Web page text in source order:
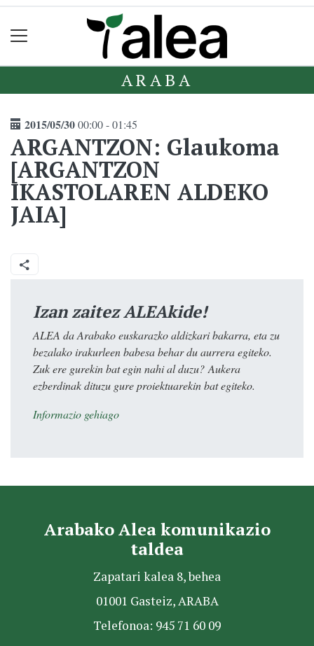
ARABA
2015/05/3000:00 - 01:45
ARGANTZON: Glaukoma
[ARGANTZON
IKASTOLAREN ALDEKO
JAIA]
Izan zaitez ALEAkide!
ALEA da Arabako euskarazko aldizkari bakarra, eta zu
bezalako irakurleen babesa behar du aurrera egiteko.
Zuk ere gurekin bat egin nahi al duzu? Aukera
ezberdinak dituzu gure proiektuarekin bat egiteko.
Informazio gehiago
Arabako Alea komunikazio
taldea
Zapatari kalea 8, behea
01001 Gasteiz, ARABA
Telefonoa: 945 71 60 09